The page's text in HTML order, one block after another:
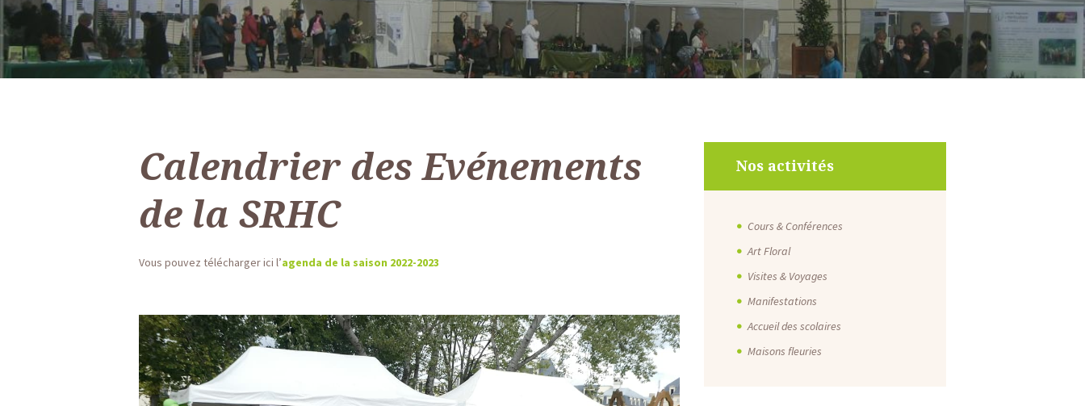
Calendrier des Evénements
de la SRHC
Vous pouvez télécharger ici l’agenda de la saison 2022-2023
Nos activités
Cours & Conférences
Art Floral
Visites & Voyages
Manifestations
Accueil des scolaires
Maisons fleuries